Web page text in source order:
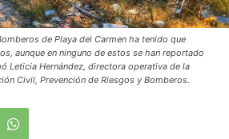
de Playa del Carmen ha tenido que
aunque en ninguno de estos se han reportado
Leticia Hernández, directora operativa de la
Civil, Prevención de Riesgos y Bomberos.